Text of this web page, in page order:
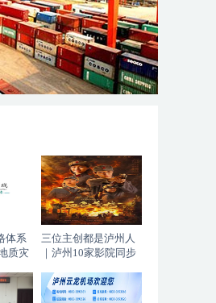
体系
质灾
三位主创都是泸州人
｜泸州10家影院同步
今日登陆全国院线